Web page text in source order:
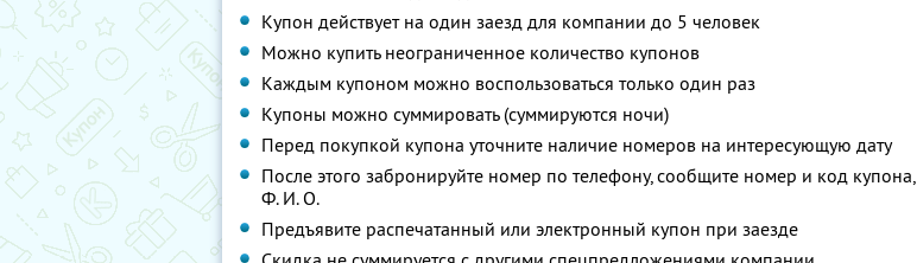
Купон действует на один заезд для компании до 5 человек
Можно купить неограниченное количество купонов
Каждым купоном можно воспользоваться только один раз
Купоны можно суммировать (суммируются ночи)
Перед покупкой купона уточните наличие номеров на интересующую дату
После этого забронируйте номер по телефону, сообщите номер и код купона,
Ф. И. О.
Предъявите распечатанный или электронный купон при заезде